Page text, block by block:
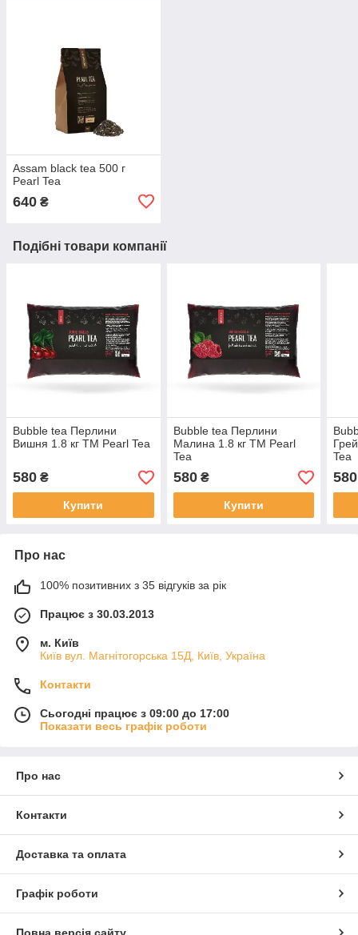
Assam black tea 500 г
Pearl Tea
640 ₴
Подібні товари компанії
Bubble tea Перлини
Вишня 1.8 кг ТМ Pearl Tea
580 ₴
Купити
Bubble tea Перлини
Малина 1.8 кг ТМ Pearl
Tea
580₴
Купити
Tea
580
Про нас
100% позитивних з 35 відгуків за рік
Працює з 30.03.2013
м. Київ
Київ вул. Магнiтогорська 15Д, Київ, Україна
Контакти
Сьогодні працює з 09:00 до 17:00
Показати весь графік роботи
Про нас
Контакти
Доставка та оплата
Графік роботи